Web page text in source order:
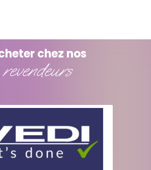
chez nos
revendeurs